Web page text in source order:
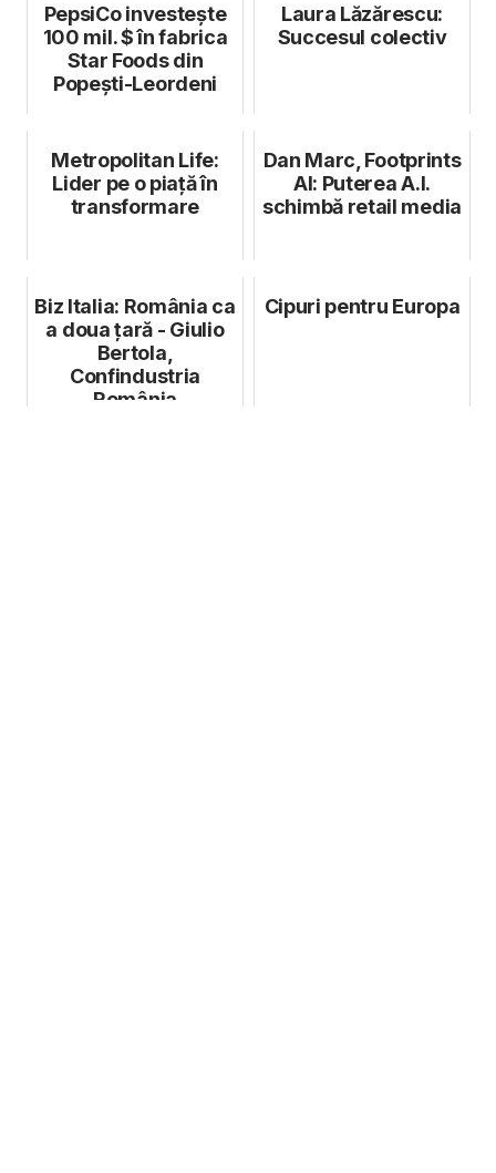
PepsiCo investește
100 mil. $ în fabrica
Star Foods din
Popești-Leordeni
Laura Lăzărescu:
Succesul colectiv
Metropolitan Life:
Lider pe o piață în
transformare
Dan Marc, Footprints
AI: Puterea A.I.
schimbă retail media
Biz Italia: România ca
a doua țară - Giulio
Bertola,
Confindustria
România
Cipuri pentru Europa